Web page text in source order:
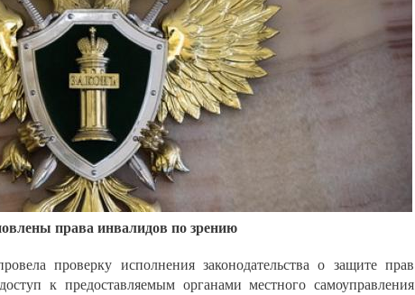
права инвалидов по зрению
проверку исполнения законодательства о защите прав
к предоставляемым органами местного самоуправления